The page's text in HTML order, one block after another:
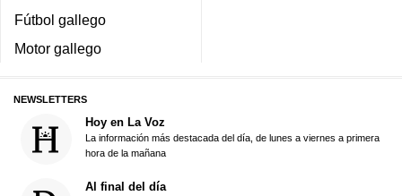
Fútbol gallego
Motor gallego
NEWSLETTERS
Hoy en La Voz
La información más destacada del día, de lunes a viernes a primera
hora de la mañana
Al final del día